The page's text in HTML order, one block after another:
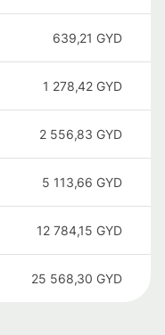
639,21 GYD
1 278,42 GYD
2 556,83 GYD
5 113,66 GYD
12 784,15 GYD
25 568,30 GYD